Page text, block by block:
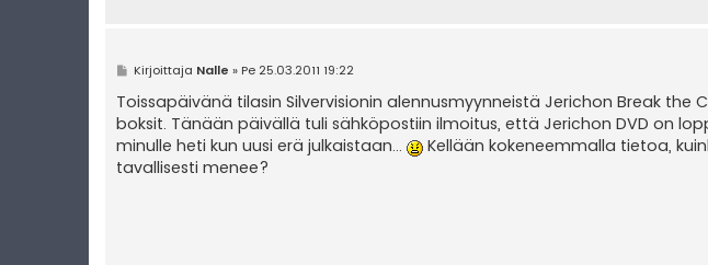
V
e
s
t
i
Kirjoittaja Nalle » Pe 25.03.2011 19:22
Toissapäivänä tilasin Silvervisionin alennusmyynneistä Jerichon Break the
boksit. Tänään päivällä tuli sähköpostiin ilmoitus, että Jerichon DVD on
minulle heti kun uusi erä julkaistaan...
Kellään kokeneemmalla tietoa,
tavallisesti menee?